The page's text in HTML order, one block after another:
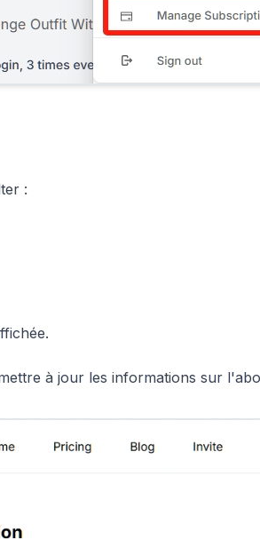
:
à jour les informations sur